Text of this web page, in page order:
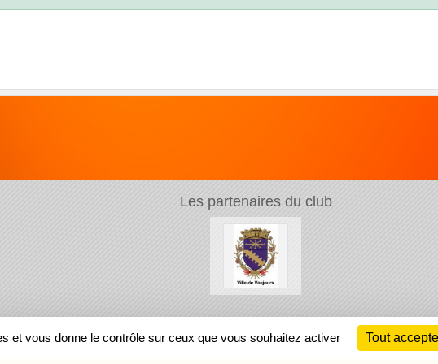
Les partenaires du club
et vous donne le contrôle sur ceux que vous souhaitez activer Tout